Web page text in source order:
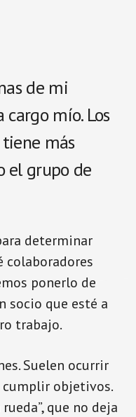
de mi
mío. Los
más
el grupo de
determinar
colaboradores
ponerlo de
socio que esté a
trabajo.
Suelen ocurrir
cumplir objetivos.
que no deja